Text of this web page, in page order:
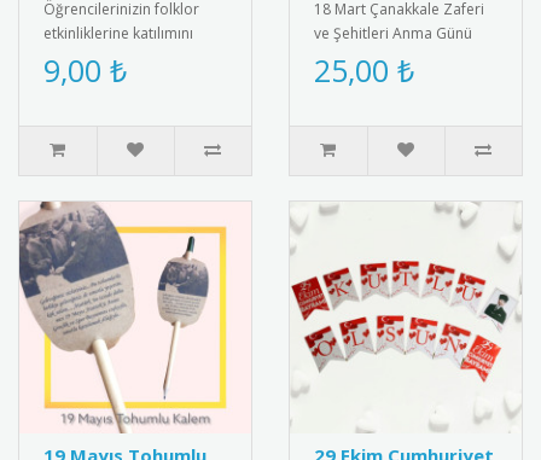
Öğrencilerinizin folklor
etkinliklerine katılımını
belgelemek için şık ve
anlamlı bir belge! Renkli ..
9,00 ₺
18 Mart Çanakkale Zaferi
ve Şehitleri Anma Günü
için özel tasarlanmış
kaliteli kokart seti.
25,00 ₺
19 Mayıs Tohumlu
29 Ekim Cumhuriyet